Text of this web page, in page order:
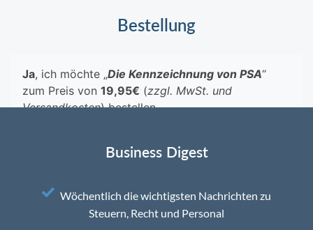
Bestellung
Business Digest
Wöchentlich die wichtigsten Nachrichten zu
Steuern, Recht und Personal